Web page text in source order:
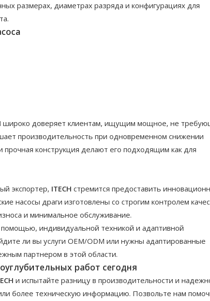
размерах, диаметрах разряда и конфигурациях для
широко доверяет клиентам, ищущим мощное, не
производительность при одновременном снижении
прочная конструкция делают его подходящим как для
экспортер, ITECH стремится предоставить
насосы драги изготовлены со строгим контролем
и минимальное обслуживание.
индивидуальной техникой и адаптивной
ли вы услуги OEM/ODM или нужны адаптированные
партнером в этой области.
работ сегодня
и испытайте разницу в производительности и
более техническую информацию. Позвольте нам